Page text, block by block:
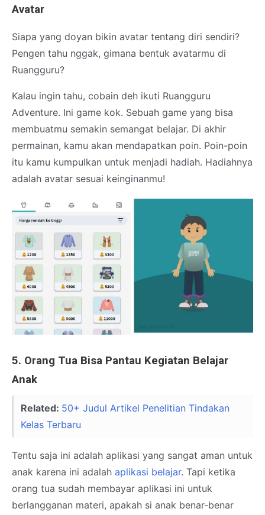
Avatar
Siapa yang doyan bikin avatar tentang diri sendiri?
Pengen tahu nggak, gimana bentuk avatarmu di
Ruangguru?
Kalau ingin tahu, cobain deh ikuti Ruangguru
Adventure. Ini game kok. Sebuah game yang bisa
membuatmu semakin semangat belajar. Di akhir
permainan, kamu akan mendapatkan poin. Poin-poin
itu kamu kumpulkan untuk menjadi hadiah. Hadiahnya
adalah avatar sesuai keinginanmu!
5. Orang Tua Bisa Pantau Kegiatan Belajar
Anak
Related: 50+ Judul Artikel Penelitian Tindakan
Kelas Terbaru
Tentu saja ini adalah aplikasi yang sangat aman untuk
anak karena ini adalah aplikasi belajar. Tapi ketika
orang tua sudah membayar aplikasi ini untuk
berlangganan materi, apakah si anak benar-benar